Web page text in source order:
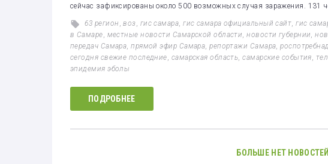
сейчас зафиксированы около 500 возможных случая заражения. 131
63 регион ,воз, гис самара,гис самара официальный сайт,гис
в Самаре, местные новости Самарской области,новости губернии,
передач Самара,прямой эфир Самара,репортажи Самара,
сегодня свежие последние, самарская область,самарские события,
эпидемия эболы
ПОДРОБНЕЕ
БОЛЬШЕ НЕТ НОВОСТЕЙ